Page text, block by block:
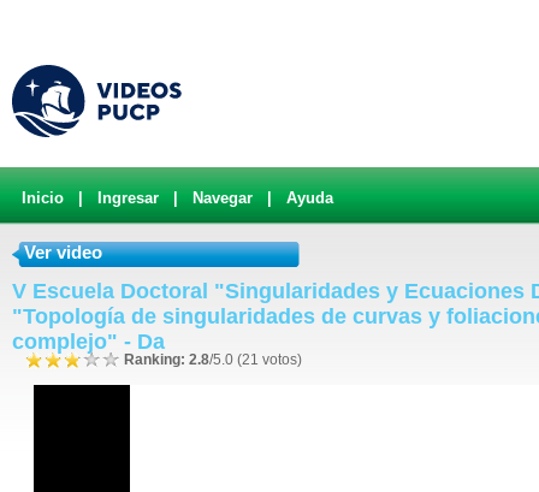
Inicio Ingresar Navegar Ayuda
Ver video
V Escuela Doctoral "Singularidades y Ecuaciones
"Topología de singularidades de curvas y
complejo" - Da
Ranking: 2.8/5.0 (21 votos)